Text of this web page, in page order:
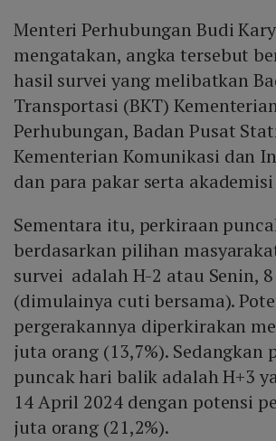
Menteri Perhubungan Budi
mengatakan, angka tersebut
hasil survei yang melibatkan
Transportasi (BKT)
Perhubungan, Badan Pusat
Kementerian Komunikasi dan
dan para pakar serta
Sementara itu, perkiraan
berdasarkan pilihan
survei adalah H-2 atau Senin,
(dimulainya cuti bersama).
pergerakannya diperkirakan
juta orang (13,7%). Sedangkan
puncak hari balik adalah H+3
14 April 2024 dengan potensi
juta orang (21,2%).